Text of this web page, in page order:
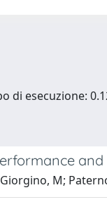
di esecuzione:
M;